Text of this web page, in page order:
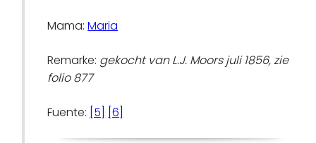
Mama:Maria
Remarke: gekocht van L.J. Moors juli 1856, zie
folio 877
Fuente: [5] [6]